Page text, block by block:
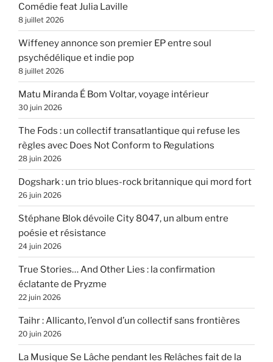
Comédie feat Julia Laville
8 juillet 2026
Wiffeney annonce son premier EP entre soul
psychédélique et indie pop
8 juillet 2026
Matu Miranda É Bom Voltar, voyage intérieur
30 juin 2026
The Fods : un collectif transatlantique qui refuse les
règles avec Does Not Conform to Regulations
28 juin 2026
Dogshark : un trio blues-rock britannique qui mord fort
26 juin 2026
Stéphane Blok dévoile City 8047, un album entre
poésie et résistance
24 juin 2026
True Stories… And Other Lies : la confirmation
éclatante de Pryzme
22 juin 2026
Taihr : Allicanto, l’envol d’un collectif sans frontières
20 juin 2026
La Musique Se Lâche pendant les Relâches fait de la